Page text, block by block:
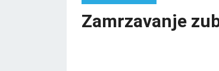
Zamrzavanje